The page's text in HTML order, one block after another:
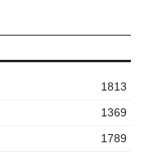
1813
1369
1789